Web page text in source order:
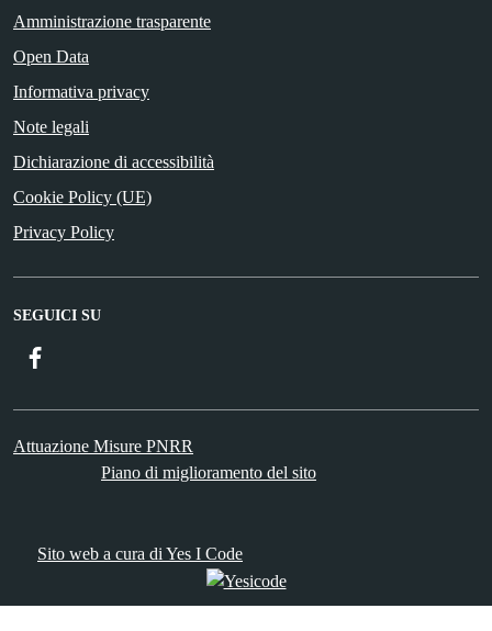
Amministrazione trasparente
Open Data
Informativa privacy
Note legali
Dichiarazione di accessibilità
Cookie Policy (UE)
Privacy Policy
SEGUICI SU
Attuazione Misure PNRR
Piano di miglioramento del sito
Sito web a cura di Yes I Code